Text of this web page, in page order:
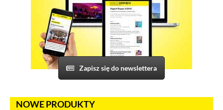
Zapisz się do newslettera
NOWE PRODUKTY